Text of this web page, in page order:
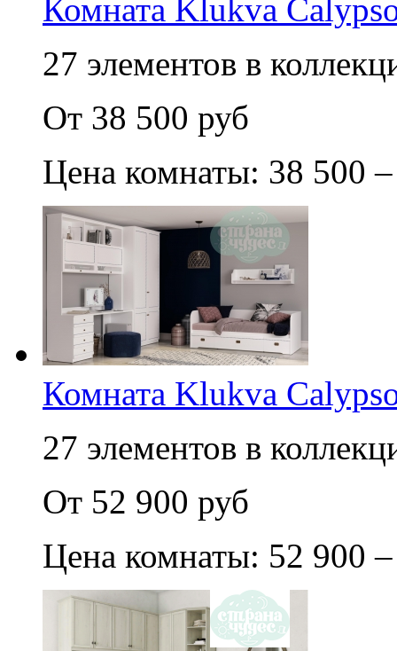
Комната Klukva
27 элементов в
От 38 500 руб
Цена комнаты: 38 500
Комната Klukva
27 элементов в
От 52 900 руб
Цена комнаты: 52 900